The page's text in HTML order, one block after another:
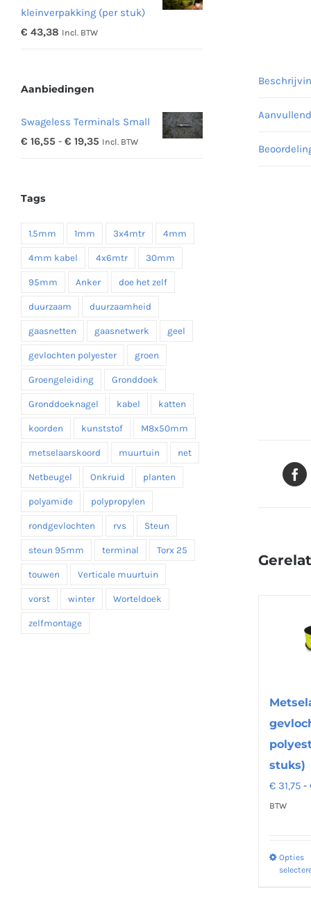
stuks)
€ 31,75 -
BTW
Opties
€ 48,16
kleinverpakking (per stuk)
€ 43,38 Incl. BTW
Aanbiedingen
Swageless Terminals Small
€ 16,55 - € 19,35 Prijsklasse:
Incl. BTW
Tags
1.5mm 1mm 3x4mtr 4mm
4mm kabel 4x6mtr 30mm
95mm Anker doe het zelf
duurzaam duurzaamheid
gaasnetten gaasnetwerk geel
gevlochten polyester groen
Groengeleiding Gronddoek
Gronddoeknagel kabel katten
koorden kunststof M8x50mm
metselaarskoord muurtuin net
Netbeugel Onkruid planten
polyamide polypropylen
rondgevlochten rvs Steun
steun 95mm terminal Torx 25
touwen Verticale muurtuin
vorst winter Worteldoek
zelfmontage